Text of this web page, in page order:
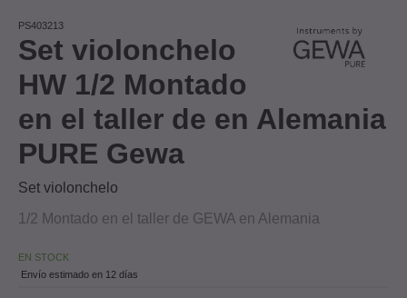
PS403213
Set violonchelo
HW 1/2 Montado
en el taller de en Alemania
PURE Gewa
Set violonchelo
1/2 Montado en el taller de GEWA en Alemania
EN STOCK
Envío estimado en 12 días